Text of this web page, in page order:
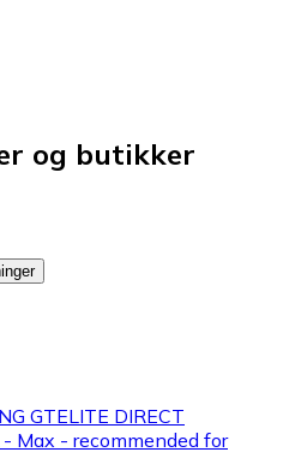
og butikker
GTELITE DIRECT
Max - recommended for